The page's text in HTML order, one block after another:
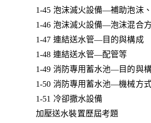
1-45 泡沫滅火設備—補助泡沫
1-46 泡沫滅火設備—泡沫混合
1-47 連結送水管—目的與構成
1-48 連結送水管—配管等
1-49 消防專用蓄水池—目的與
1-50 消防專用蓄水池—機械方
1-51 冷卻撒水設備
加壓送水裝置歷屆考題